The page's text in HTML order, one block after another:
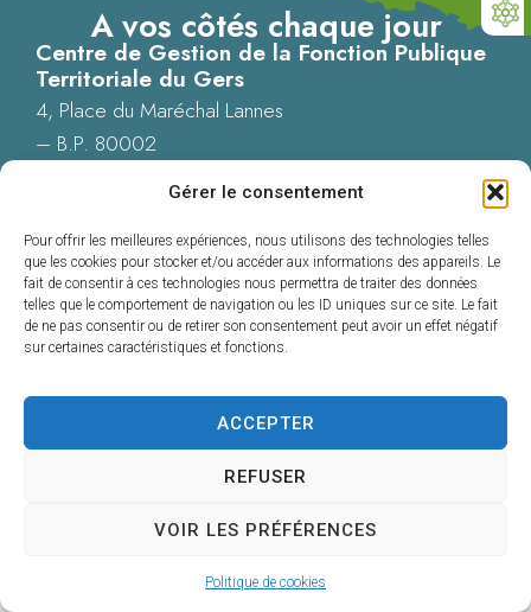
Gérer le consentement
Pour offrir les meilleures expériences, nous utilisons des technologies telles
que les cookies pour stocker et/ou accéder aux informations des appareils. Le
fait de consentir à ces technologies nous permettra de traiter des données
telles que le comportement de navigation ou les ID uniques sur ce site. Le fait
de ne pas consentir ou de retirer son consentement peut avoir un effet négatif
sur certaines caractéristiques et fonctions.
ACCEPTER
REFUSER
VOIR LES PRÉFÉRENCES
Politique de cookies
A vos côtés chaque jour
Centre de Gestion de la Fonction Publique
Territoriale du Gers
4, Place du Maréchal Lannes
– B.P. 80002
05 62 60 15 00
Nous contacter
Accessibilité : Conformité totale
Plan du site
Confidentialité
© 2025 - Propulsé par Utopia